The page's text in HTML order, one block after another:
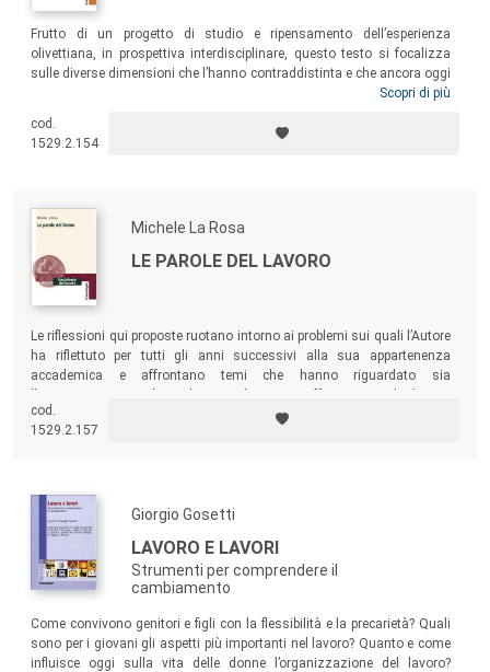
Frutto di un progetto di studio e ripensamento dell’esperienza
olivettiana, in prospettiva interdisciplinare, questo testo si focalizza
sulle diverse dimensioni che l’hanno contraddistinta e che ancora oggi
possiamo ritrovare in non poche imprese. In una fase storica come
alla “dimensione” comunitaria, ci aiuta a individuare strade nuove di
sviluppo socio-economico e, in particolare, modalità con le quali
Scopri di più
cod.
1529.2.154
Michele La Rosa
LE PAROLE DEL LAVORO
Le riflessioni qui proposte ruotano intorno ai problemi sui quali l’Autore
ha riflettuto per tutti gli anni successivi alla sua appartenenza
accademica e affrontano temi che hanno riguardato sia
e numerose ricerche nazionali e internazionali che l’Autore ha diretto o
alle quali ha lavorato o semplicemente collaborato.
cod.
1529.2.157
Giorgio Gosetti
LAVORO E LAVORI
Strumenti per comprendere il
cambiamento
Come convivono genitori e figli con la flessibilità e la precarietà? Quali
sono per i giovani gli aspetti più importanti nel lavoro? Quanto e come
influisce oggi sulla vita delle donne l’organizzazione del lavoro?